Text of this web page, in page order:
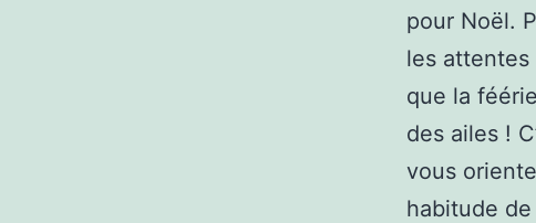
pour Noël.
les attentes
que la
des ailes !
vous
habitude